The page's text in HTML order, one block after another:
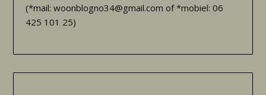
(*mail: woonblogno34@gmail.com of *mobiel: 06
425 101 25)